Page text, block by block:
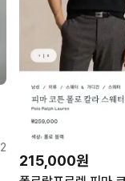
2
215,000원